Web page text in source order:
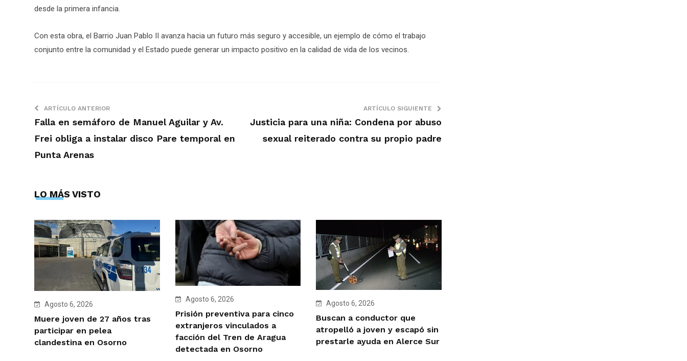
desde la primera infancia.
Con esta obra, el Barrio Juan Pablo II avanza hacia un futuro más seguro y accesible, un ejemplo de cómo el trabajo
conjunto entre la comunidad y el Estado puede generar un impacto positivo en la calidad de vida de los vecinos.
ARTÍCULO ANTERIOR
Falla en semáforo de Manuel Aguilar y Av.
Frei obliga a instalar disco Pare temporal en
Punta Arenas
ARTÍCULO SIGUIENTE
Justicia para una niña: Condena por abuso
sexual reiterado contra su propio padre
LO MÁS VISTO
Agosto 6, 2026
Muere joven de 27 años tras
participar en pelea
clandestina en Osorno
Agosto 6, 2026
Prisión preventiva para cinco
extranjeros vinculados a
facción del Tren de Aragua
detectada en Osorno
Agosto 6, 2026
Buscan a conductor que
atropelló a joven y escapó sin
prestarle ayuda en Alerce Sur